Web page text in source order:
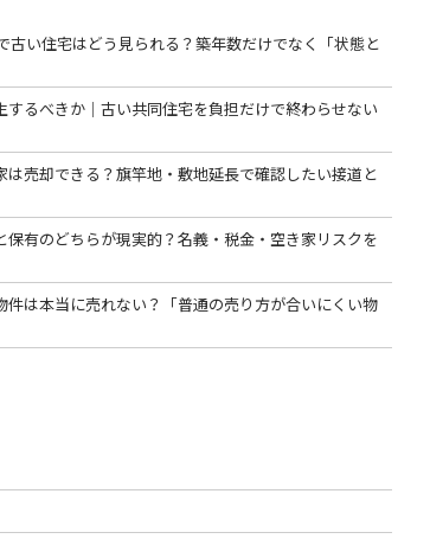
古い住宅はどう見られる？築年数だけでなく「状態と
るべきか｜古い共同住宅を負担だけで終わらせない
は売却できる？旗竿地・敷地延長で確認したい接道と
有のどちらが現実的？名義・税金・空き家リスクを
件は本当に売れない？「普通の売り方が合いにくい物